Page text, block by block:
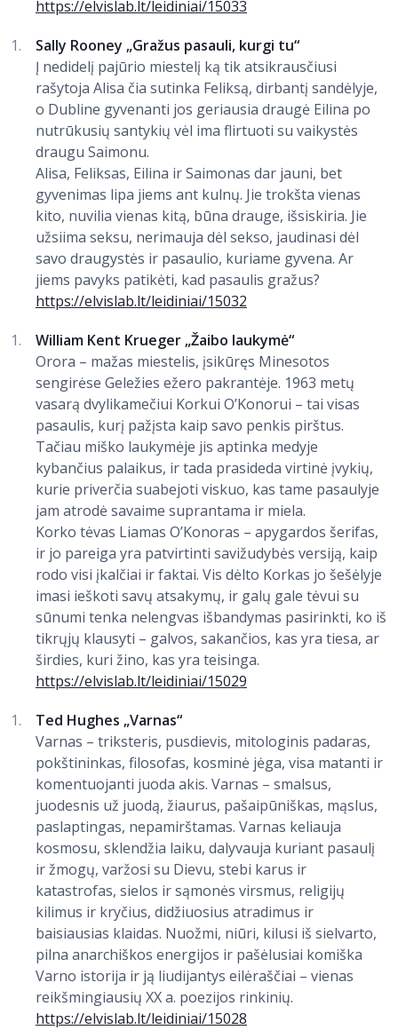
https://elvislab.lt/leidiniai/15033
Sally Rooney „Gražus pasauli, kurgi tu“
Į nedidelį pajūrio miestelį ką tik atsikrausčiusi
rašytoja Alisa čia sutinka Feliksą, dirbantį sandėlyje,
o Dubline gyvenanti jos geriausia draugė Eilina po
nutrūkusių santykių vėl ima flirtuoti su vaikystės
draugu Saimonu.
Alisa, Feliksas, Eilina ir Saimonas dar jauni, bet
gyvenimas lipa jiems ant kulnų. Jie trokšta vienas
kito, nuvilia vienas kitą, būna drauge, išsiskiria. Jie
užsiima seksu, nerimauja dėl sekso, jaudinasi dėl
savo draugystės ir pasaulio, kuriame gyvena. Ar
jiems pavyks patikėti, kad pasaulis gražus?
https://elvislab.lt/leidiniai/15032
William Kent Krueger „Žaibo laukymė“
Orora – mažas miestelis, įsikūręs Minesotos
sengirėse Geležies ežero pakrantėje. 1963 metų
vasarą dvylikamečiui Korkui OʼKonorui – tai visas
pasaulis, kurį pažįsta kaip savo penkis pirštus.
Tačiau miško laukymėje jis aptinka medyje
kybančius palaikus, ir tada prasideda virtinė įvykių,
kurie priverčia suabejoti viskuo, kas tame pasaulyje
jam atrodė savaime suprantama ir miela.
Korko tėvas Liamas OʼKonoras – apygardos šerifas,
ir jo pareiga yra patvirtinti savižudybės versiją, kaip
rodo visi įkalčiai ir faktai. Vis dėlto Korkas jo šešėlyje
imasi ieškoti savų atsakymų, ir galų gale tėvui su
sūnumi tenka nelengvas išbandymas pasirinkti, ko iš
tikrųjų klausyti – galvos, sakančios, kas yra tiesa, ar
širdies, kuri žino, kas yra teisinga.
https://elvislab.lt/leidiniai/15029
Ted Hughes „Varnas“
Varnas – triksteris, pusdievis, mitologinis padaras,
pokštininkas, filosofas, kosminė jėga, visa matanti ir
komentuojanti juoda akis. Varnas – smalsus,
juodesnis už juodą, žiaurus, pašaipūniškas, mąslus,
paslaptingas, nepamirštamas. Varnas keliauja
kosmosu, sklendžia laiku, dalyvauja kuriant pasaulį
ir žmogų, varžosi su Dievu, stebi karus ir
katastrofas, sielos ir sąmonės virsmus, religijų
kilimus ir kryčius, didžiuosius atradimus ir
baisiausias klaidas. Nuožmi, niūri, kilusi iš sielvarto,
pilna anarchiškos energijos ir pašėlusiai komiška
Varno istorija ir ją liudijantys eilėraščiai – vienas
reikšmingiausių XX a. poezijos rinkinių.
https://elvislab.lt/leidiniai/15028